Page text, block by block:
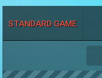
STANDARD GAME